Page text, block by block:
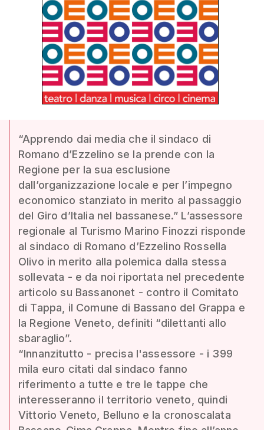
“Apprendo dai media che il sindaco di
Romano d’Ezzelino se la prende con la
Regione per la sua esclusione
dall’organizzazione locale e per l’impegno
economico stanziato in merito al passaggio
del Giro d’Italia nel bassanese.” L’assessore
regionale al Turismo Marino Finozzi risponde
al sindaco di Romano d’Ezzelino Rossella
Olivo in merito alla polemica dalla stessa
sollevata - e da noi riportata nel precedente
articolo su Bassanonet - contro il Comitato
di Tappa, il Comune di Bassano del Grappa e
la Regione Veneto, definiti “dilettanti allo
sbaraglio”.
“Innanzitutto - precisa l'assessore - i 399
mila euro citati dal sindaco fanno
riferimento a tutte e tre le tappe che
interesseranno il territorio veneto, quindi
Vittorio Veneto, Belluno e la cronoscalata